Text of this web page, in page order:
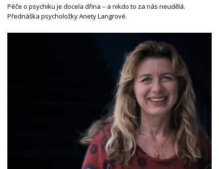
Péče o psychiku je docela dřina – a nikdo to za nás neudělá.
Přednáška psycholožky Anety Langrové.